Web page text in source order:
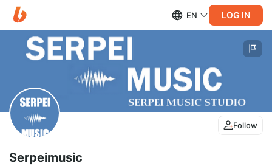
EN LOG IN
Follow
Serpeimusic